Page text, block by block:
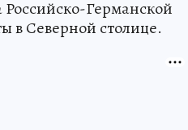
Российско-Германской
в Северной столице.